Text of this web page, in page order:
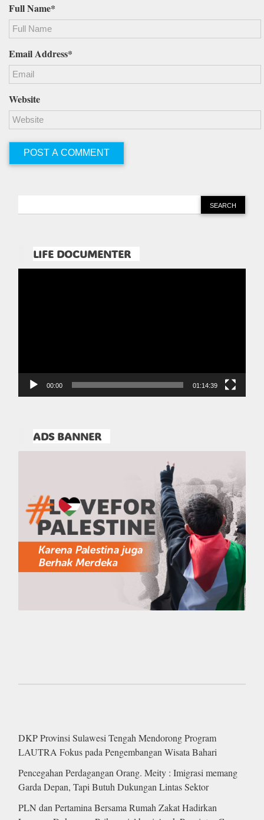
Full Name*
Email Address*
Website
LIFE DOCUMENTER
00:00 01:14:39
ADS BANNER
DKP Provinsi Sulawesi Tengah Mendorong Program
LAUTRA Fokus pada Pengembangan Wisata Bahari
Pencegahan Perdagangan Orang. Meity : Imigrasi memang
Garda Depan, Tapi Butuh Dukungan Lintas Sektor
PLN dan Pertamina Bersama Rumah Zakat Hadirkan